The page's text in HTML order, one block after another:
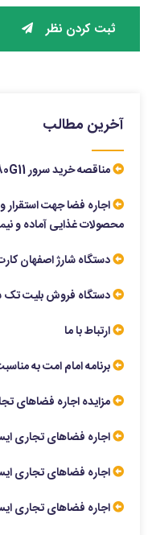
ثبت کردن نظر
آخرین مطالب
مناقصه خرید سرور DL380G11
محصولات غذایی آماده و
دستگاه شارژ اصفهان
دستگاه فروش بلیت تک
ارتباط با ما
برنامه امام امت به
مزایده اجاره فضاهای
اجاره فضاهای تجاری
اجاره فضاهای تجاری
اجاره فضاهای تجاری